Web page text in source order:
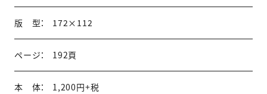
版 型： 172×112
ページ： 192頁
本 体： 1,200円+税